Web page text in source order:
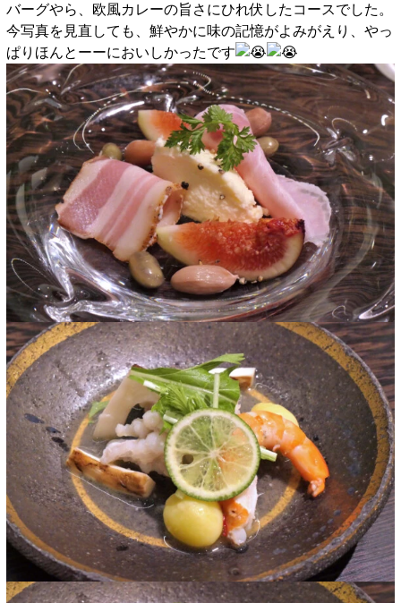
バーグやら、欧風カレーの旨さにひれ伏したコースでした。
今写真を見直しても、鮮やかに味の記憶がよみがえり、やっ
ぱりほんとーーにおいしかったです